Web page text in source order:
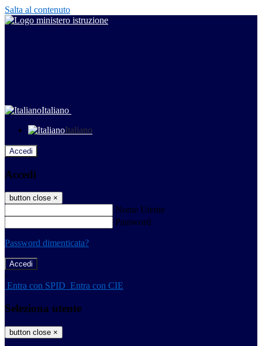
Salta al contenuto
Italiano
Italiano
Accedi
Accedi
button close ×
Nome Utente
Password
Password dimenticata?
-
Entra con SPID Entra con CIE
Seleziona utente
button close ×